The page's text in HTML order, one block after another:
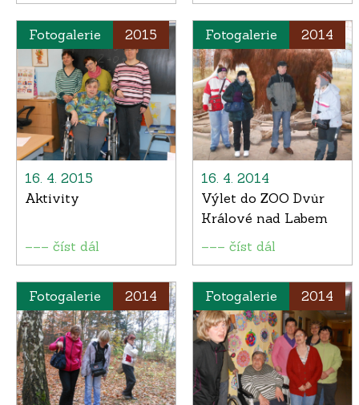
Fotogalerie 2015
16. 4. 2015
Aktivity
––– číst dál
Fotogalerie 2014
16. 4. 2014
Výlet do ZOO Dvůr
Králové nad Labem
––– číst dál
Fotogalerie 2014 Fotogalerie 2014